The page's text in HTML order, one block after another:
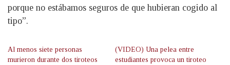
porque no estábamos seguros de que hubieran cogido al
tipo”.
Al menos siete personas
murieron durante dos tiroteos
(VIDEO) Una pelea entre
estudiantes provoca un tiroteo